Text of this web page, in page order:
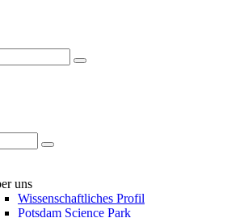
uns
Wissenschaftliches Profil
Potsdam Science Park